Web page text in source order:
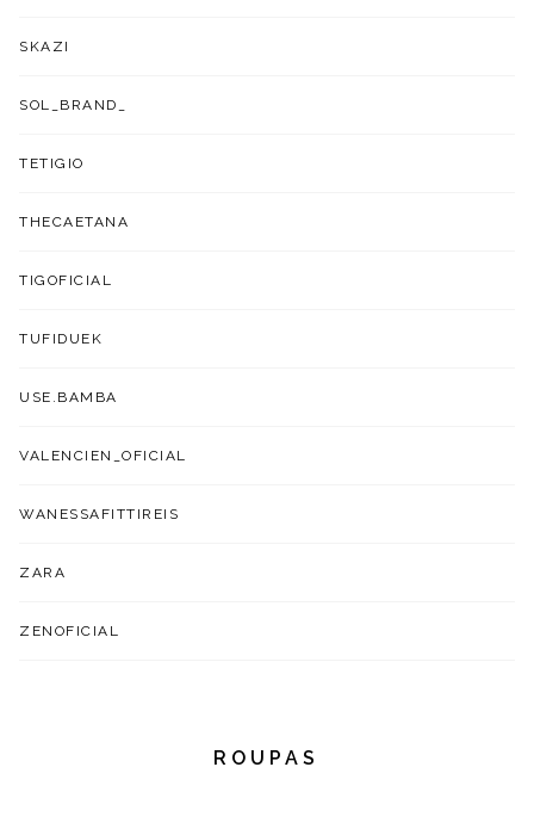
SKAZI
SOL_BRAND_
TETIGIO
THECAETANA
TIGOFICIAL
TUFIDUEK
USE.BAMBA
VALENCIEN_OFICIAL
WANESSAFITTIREIS
ZARA
ZENOFICIAL
ROUPAS